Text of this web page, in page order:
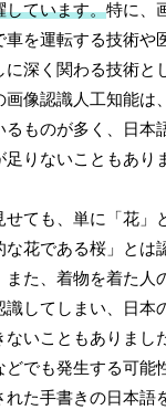
しています。特に、
車を運転する技術や
に深く関わる技術と
画像認識人工知能は
るものが多く、日本
りないこともあり
せても、単に「花」
な花である桜」とは
た、着物を着た人
識してしまい、日本
ないこともありまし
でも発生する可能
れた手書きの日本語